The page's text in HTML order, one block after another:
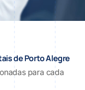
de Porto Alegre
para cada